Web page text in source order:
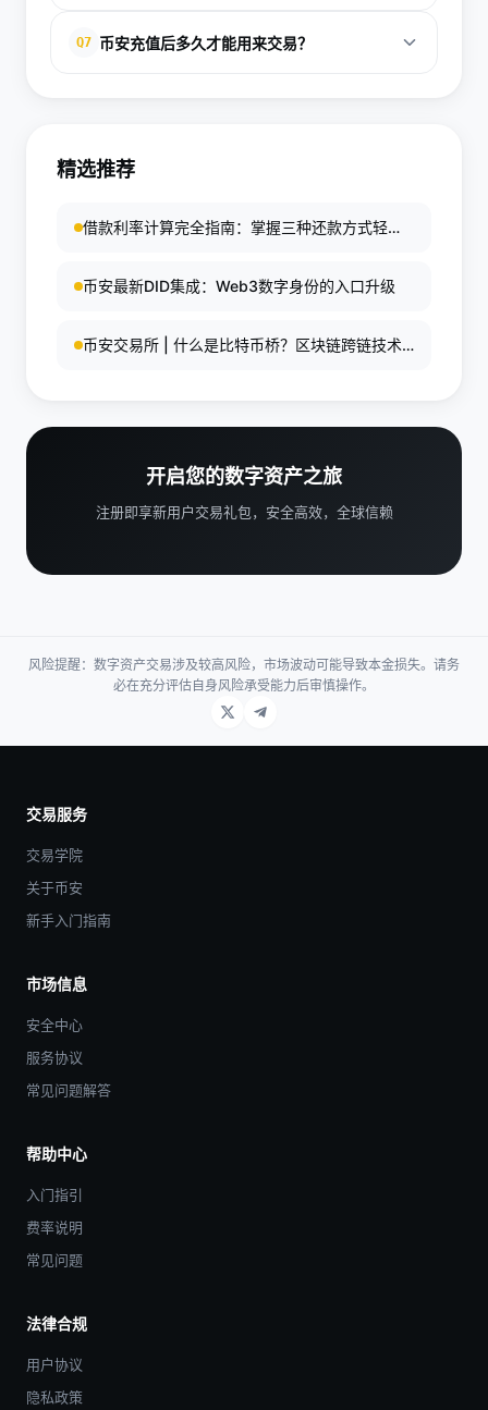
审计。建议用户启用双因素认证、设置复杂密码、定
要删除的银行卡，点击删除按钮即可。系统会要求确
畅通。
Q7 币安充值后多久才能用来交易？
时间仍未到账，可检查交易记录或联系币安客服确认
精选推荐
借款利率计算完全指南：掌握三种还款方式轻松
币安最新DID集成：Web3数字身份的入口升级
币安交易所 | 什么是比特币桥？区块链跨链技术
开启您的数字资产之旅
注册即享新用户交易礼包，安全高效，全球信赖
风险提醒：数字资产交易涉及较高风险，市场波动可能导致本金损失。请务
必在充分评估自身风险承受能力后审慎操作。
交易服务
交易学院
关于币安
新手入门指南
市场信息
安全中心
服务协议
常见问题解答
帮助中心
入门指引
费率说明
常见问题
法律合规
用户协议
隐私政策